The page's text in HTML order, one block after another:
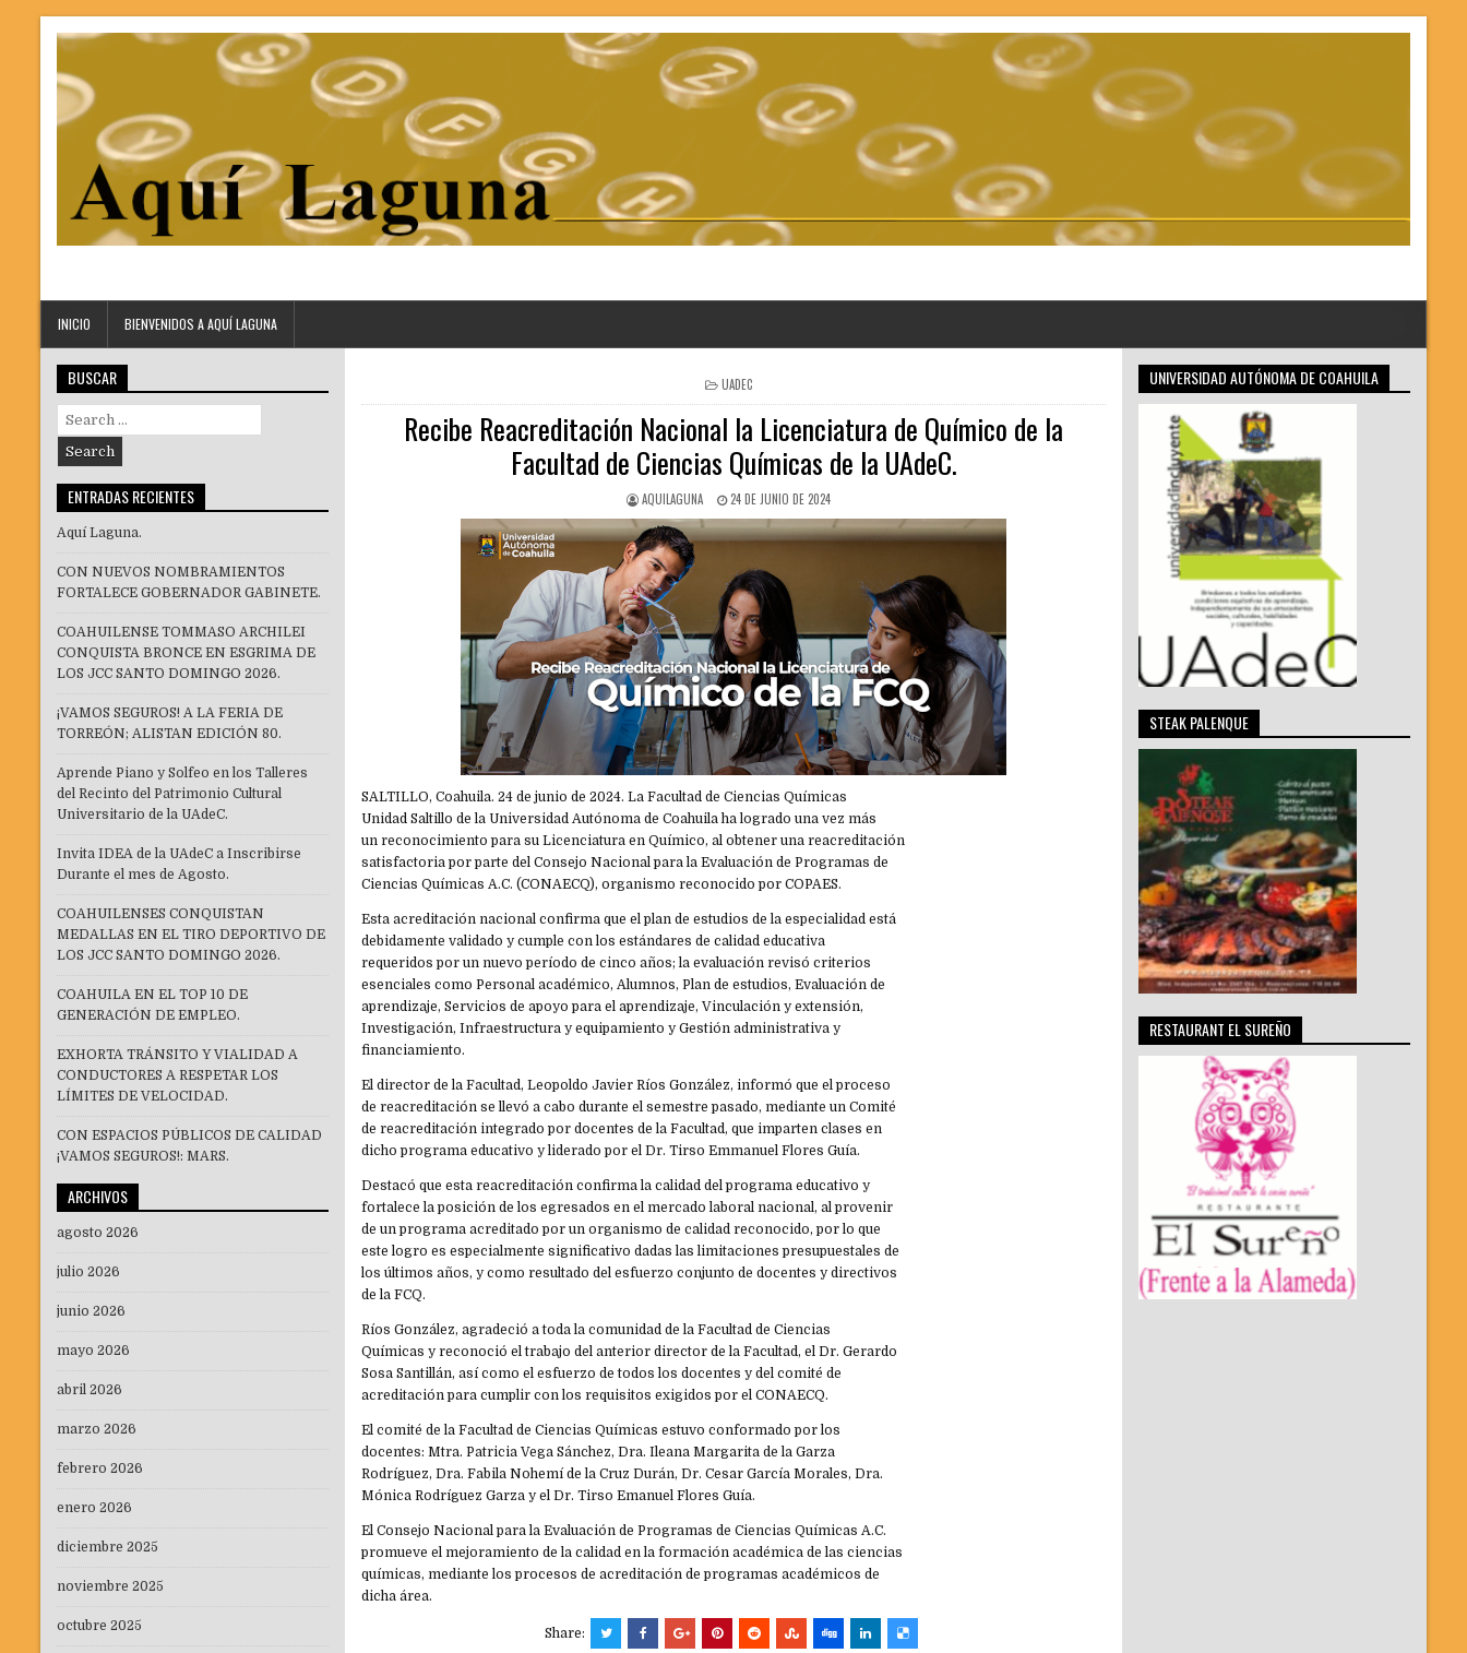
INICIO BIENVENIDOS A AQUÍ LAGUNA
POSTED
IN
UADEC
Recibe Reacreditación Nacional la Licenciatura de Químico de la
Facultad de Ciencias Químicas de la UAdeC.
AQUILAGUNA 24 DE JUNIO DE 2024
SALTILLO, Coahuila. 24 de junio de 2024. La Facultad de Ciencias Químicas
Unidad Saltillo de la Universidad Autónoma de Coahuila ha logrado una vez más
un reconocimiento para su Licenciatura en Químico, al obtener una reacreditación
satisfactoria por parte del Consejo Nacional para la Evaluación de Programas de
Ciencias Químicas A.C. (CONAECQ), organismo reconocido por COPAES.
Esta acreditación nacional confirma que el plan de estudios de la especialidad está
debidamente validado y cumple con los estándares de calidad educativa
requeridos por un nuevo período de cinco años; la evaluación revisó criterios
esenciales como Personal académico, Alumnos, Plan de estudios, Evaluación de
aprendizaje, Servicios de apoyo para el aprendizaje, Vinculación y extensión,
Investigación, Infraestructura y equipamiento y Gestión administrativa y
financiamiento.
El director de la Facultad, Leopoldo Javier Ríos González, informó que el proceso
de reacreditación se llevó a cabo durante el semestre pasado, mediante un Comité
de reacreditación integrado por docentes de la Facultad, que imparten clases en
dicho programa educativo y liderado por el Dr. Tirso Emmanuel Flores Guía.
Destacó que esta reacreditación confirma la calidad del programa educativo y
fortalece la posición de los egresados en el mercado laboral nacional, al provenir
de un programa acreditado por un organismo de calidad reconocido, por lo que
este logro es especialmente significativo dadas las limitaciones presupuestales de
los últimos años, y como resultado del esfuerzo conjunto de docentes y directivos
de la FCQ.
Ríos González, agradeció a toda la comunidad de la Facultad de Ciencias
Químicas y reconoció el trabajo del anterior director de la Facultad, el Dr. Gerardo
Sosa Santillán, así como el esfuerzo de todos los docentes y del comité de
acreditación para cumplir con los requisitos exigidos por el CONAECQ.
El comité de la Facultad de Ciencias Químicas estuvo conformado por los
docentes: Mtra. Patricia Vega Sánchez, Dra. Ileana Margarita de la Garza
Rodríguez, Dra. Fabila Nohemí de la Cruz Durán, Dr. Cesar García Morales, Dra.
Mónica Rodríguez Garza y el Dr. Tirso Emanuel Flores Guía.
El Consejo Nacional para la Evaluación de Programas de Ciencias Químicas A.C.
promueve el mejoramiento de la calidad en la formación académica de las ciencias
químicas, mediante los procesos de acreditación de programas académicos de
dicha área.
Share:
BUSCAR
Search
for:
ENTRADAS RECIENTES
Aquí Laguna.
CON NUEVOS NOMBRAMIENTOS
FORTALECE GOBERNADOR GABINETE.
COAHUILENSE TOMMASO ARCHILEI
CONQUISTA BRONCE EN ESGRIMA DE
LOS JCC SANTO DOMINGO 2026.
¡VAMOS SEGUROS! A LA FERIA DE
TORREÓN; ALISTAN EDICIÓN 80.
Aprende Piano y Solfeo en los Talleres
del Recinto del Patrimonio Cultural
Universitario de la UAdeC.
Invita IDEA de la UAdeC a Inscribirse
Durante el mes de Agosto.
COAHUILENSES CONQUISTAN
MEDALLAS EN EL TIRO DEPORTIVO DE
LOS JCC SANTO DOMINGO 2026.
COAHUILA EN EL TOP 10 DE
GENERACIÓN DE EMPLEO.
EXHORTA TRÁNSITO Y VIALIDAD A
CONDUCTORES A RESPETAR LOS
LÍMITES DE VELOCIDAD.
CON ESPACIOS PÚBLICOS DE CALIDAD
¡VAMOS SEGUROS!: MARS.
ARCHIVOS
agosto 2026
julio 2026
junio 2026
mayo 2026
abril 2026
marzo 2026
febrero 2026
enero 2026
diciembre 2025
noviembre 2025
octubre 2025
UNIVERSIDAD AUTÓNOMA DE COAHUILA
STEAK PALENQUE
RESTAURANT EL SUREÑO